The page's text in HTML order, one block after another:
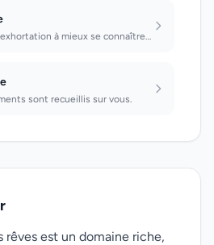
Voir sa photo : exhortation à mieux se connaître et à corriger ses défauts. Cell...
sont recueillis sur vous.
rêves est un domaine riche,